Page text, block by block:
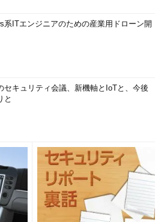
系ITエンジニアのための産業用ドローン開
セキュリティ会議、新機軸とIoTと、今後
と